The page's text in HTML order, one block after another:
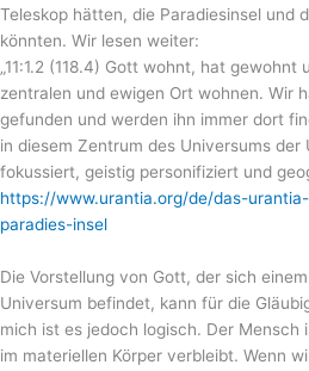
Teleskop hätten, die Paradiesinsel und
könnten. Wir lesen weiter:
„11:1.2 (118.4) Gott wohnt, hat
zentralen und ewigen Ort wohnen. Wir
gefunden und werden ihn immer dort
in diesem Zentrum des Universums der
fokussiert, geistig personifiziert und
https://www.urantia.org/de/das-
paradies-insel
Die Vorstellung von Gott, der sich
Universum befindet, kann für die
mich ist es jedoch logisch. Der Mensch
im materiellen Körper verbleibt. Wenn